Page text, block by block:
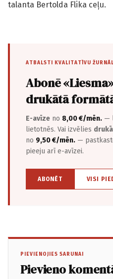
talanta Bertolda Flika ceļu.
ATBALSTI KVALITATĪVU
Abonē
drukātā
E-avīze no 8,00 €/mēn. —
lietotnēs. Vai izvēlies
no 9,50 €/mēn. —
pieeju arī e-avīzei.
ABONĒT VISI
PIEVIENOJIES SARUNAI
Pievieno